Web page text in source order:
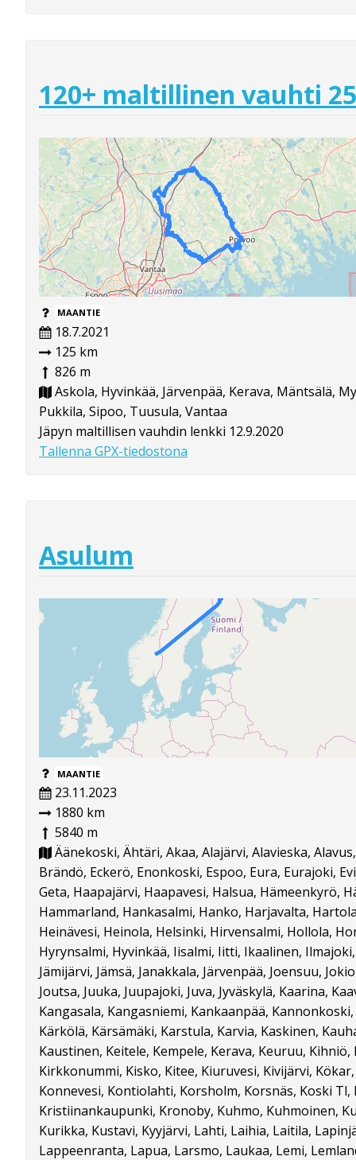
120+ maltillinen vauhti
MAANTIE
18.7.2021
125 km
826 m
Askola, Hyvinkää, Järvenpää, Kerava, Mäntsälä,
Pukkila, Sipoo, Tuusula, Vantaa
Jäpyn maltillisen vauhdin lenkki 12.9.2020
Tallenna GPX-tiedostona
Asulum
MAANTIE
23.11.2023
1880 km
5840 m
Äänekoski, Ähtäri, Akaa, Alajärvi, Alavieska,
Brändö, Eckerö, Enonkoski, Espoo, Eura, Eurajoki,
Geta, Haapajärvi, Haapavesi, Halsua, Hämeenkyrö,
Hammarland, Hankasalmi, Hanko, Harjavalta,
Heinävesi, Heinola, Helsinki, Hirvensalmi, Hollola,
Hyrynsalmi, Hyvinkää, Iisalmi, Iitti, Ikaalinen,
Jämijärvi, Jämsä, Janakkala, Järvenpää, Joensuu,
Joutsa, Juuka, Juupajoki, Juva, Jyväskylä, Kaarina,
Kangasala, Kangasniemi, Kankaanpää,
Kärkölä, Kärsämäki, Karstula, Karvia, Kaskinen,
Kaustinen, Keitele, Kempele, Kerava, Keuruu,
Kirkkonummi, Kisko, Kitee, Kiuruvesi, Kivijärvi,
Konnevesi, Kontiolahti, Korsholm, Korsnäs, Koski Tl,
Kristiinankaupunki, Kronoby, Kuhmo, Kuhmoinen,
Kurikka, Kustavi, Kyyjärvi, Lahti, Laihia, Laitila,
Lappeenranta, Lapua, Larsmo, Laukaa, Lemi,